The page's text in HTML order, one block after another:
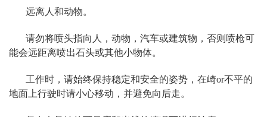
远离人和动物。
请勿将喷头指向人，动物，汽车或建筑物，否则喷枪可
能会远距离喷出石头或其他小物体。
工作时，请始终保持稳定和安全的姿势，在崎or不平的
地面上行驶时请小心移动，并避免向后走。